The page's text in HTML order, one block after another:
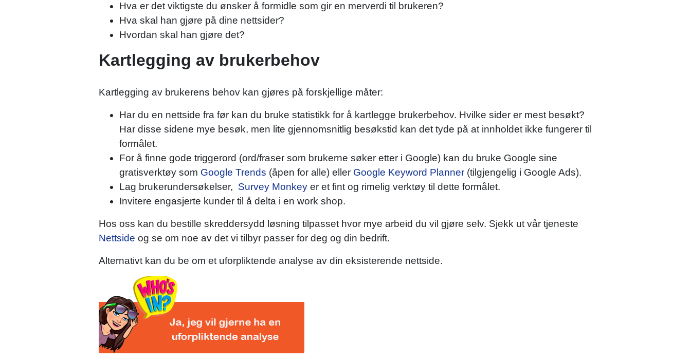
Hva er det viktigste du ønsker å formidle som gir en merverdi til brukeren?
Hva skal han gjøre på dine nettsider?
Hvordan skal han gjøre det?
Kartlegging av brukerbehov
Kartlegging av brukerens behov kan gjøres på forskjellige måter:
Har du en nettside fra før kan du bruke statistikk for å kartlegge brukerbehov. Hvilke sider er mest besøkt?
Har disse sidene mye besøk, men lite gjennomsnitlig besøkstid kan det tyde på at innholdet ikke fungerer til
formålet.
For å finne gode triggerord (ord/fraser som brukerne søker etter i Google) kan du bruke Google sine
gratisverktøy som Google Trends (åpen for alle) eller Google Keyword Planner (tilgjengelig i Google Ads).
Lag brukerundersøkelser, Survey Monkey er et fint og rimelig verktøy til dette formålet.
Invitere engasjerte kunder til å delta i en work shop.
Hos oss kan du bestille skreddersydd løsning tilpasset hvor mye arbeid du vil gjøre selv. Sjekk ut vår tjeneste
Nettside og se om noe av det vi tilbyr passer for deg og din bedrift.
Alternativt kan du be om et uforpliktende analyse av din eksisterende nettside.